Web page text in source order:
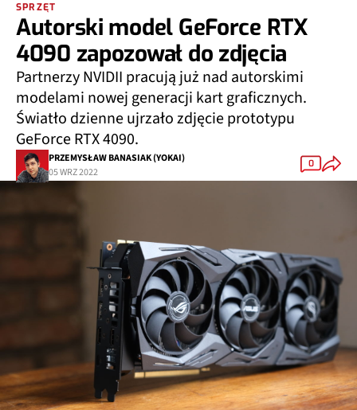
SPRZĘT
Autorski model GeForce RTX
4090 zapozował do zdjęcia
Partnerzy NVIDII pracują już nad autorskimi
modelami nowej generacji kart graficznych.
Światło dzienne ujrzało zdjęcie prototypu
GeForce RTX 4090.
PRZEMYSŁAW BANASIAK (YOKAI)
05 WRZ 2022
0